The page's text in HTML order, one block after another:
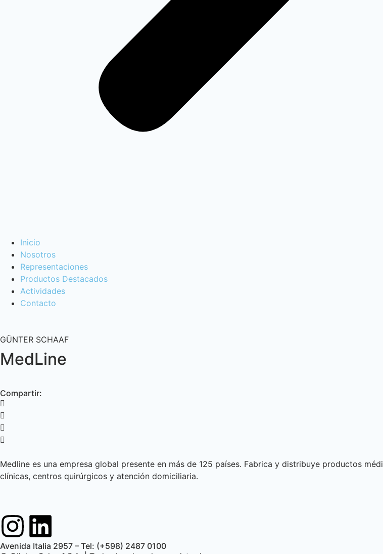
Inicio
Nosotros
Representaciones
Productos Destacados
Actividades
Contacto
GÜNTER SCHAAF
MedLine
Compartir:
Medline es una empresa global presente en más de 125 países. Fabrica y distribuye productos
clínicas, centros quirúrgicos y atención domiciliaria.
Avenida Italia 2957 – Tel: (+598) 2487 0100